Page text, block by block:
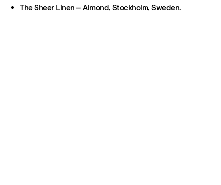
The Sheer Linen – Almond, Stockholm, Sweden.